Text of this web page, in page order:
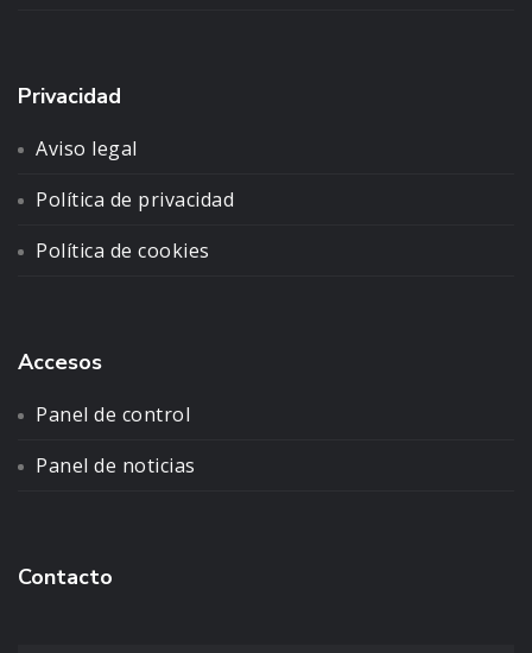
Privacidad
Aviso legal
Política de privacidad
Política de cookies
Accesos
Panel de control
Panel de noticias
Contacto